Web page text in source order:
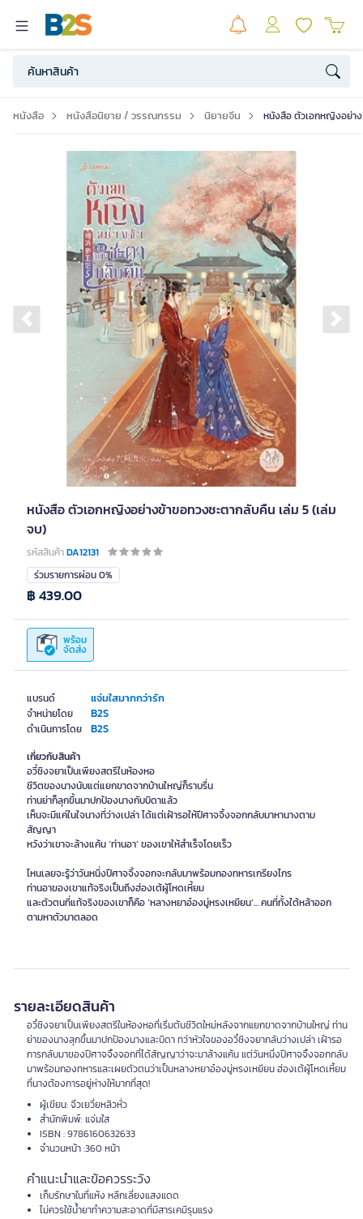
หนังสือ หนังสือนิยาย / วรรณกรรม นิยายจีน หนังสือ ตัวเอกหญิงอย่าง
Previous slide
หนังสือ ตัวเอกหญิงอย่างข้าขอทวงชะตากลับคืน เล่ม 5 (เล่ม
จบ)
รหัสสินค้าDA12131
แบรนด์ แจ่มใสมากกว่ารัก
จำหน่ายโดย B2S
ดำเนินการโดย B2S
ร่วมรายการผ่อน 0%
พร้อม
จัดส่ง
฿ 439.00
เกี่ยวกับสินค้า
อวี๋ชิงจยาเป็นเพียงสตรีในห้องหอ
ชีวิตของนางนับแต่แยกขาดจากบ้านใหญ่ก็ราบรื่น
ท่านย่าก็ลุกขึ้นมาปกป้องนางกับบิดาแล้ว
เห็นจะมีแค่ในใจนางที่ว่างเปล่า ได้แต่เฝ้ารอให้ปีศาจจิ้งจอกกลับมาหานางตาม
สัญญา
หวังว่าเขาจะล้างแค้น ‘ท่านอา’ ของเขาให้สำเร็จโดยเร็ว
ไหนเลยจะรู้ว่าวันหนึ่งปีศาจจิ้งจอกจะกลับมาพร้อมกองทหารเกรียงไกร
ท่านอาของเขาแท้จริงเป็นถึงฮ่องเต้ผู้โหดเหี้ยม
และตัวตนที่แท้จริงของเขาก็คือ ‘หลางหยาอ๋องมู่หรงเหยียน’... คนที่ทั้งใต้หล้าออก
รายละเอียดสินค้า
อวี๋ชิงจยาเป็นเพียงสตรีในห้องหอที่เริ่มต้นชีวิตใหม่หลังจากแยกขาดจากบ้านใหญ่ ท่าน
ย่าของนางลุกขึ้นมาปกป้องนางและบิดา ทว่าหัวใจของอวี๋ชิงจยากลับว่างเปล่า เฝ้ารอ
การกลับมาของปีศาจจิ้งจอกที่ได้สัญญาว่าจะมาล้างแค้น แต่วันหนึ่งปีศาจจิ้งจอกกลับ
มาพร้อมกองทหารและเผยตัวตนว่าเป็นหลางหยาอ๋องมู่หรงเหยียน ฮ่องเต้ผู้โหดเหี้ยม
ที่นางต้องการอยู่ห่างให้มากที่สุด!
ผู้เขียน: จิ่วเยวี่ยหลิวหั่ว
สำนักพิมพ์: แจ่มใส
ISBN : 9786160632633
จำนวนหน้า :360 หน้า
คำแนะนำและข้อควรระวัง
เก็บรักษาในที่แห้ง หลีกเลี่ยงแสงแดด
ไม่ควรใช้น้ำยาทำความสะอาดที่มีสารเคมีรุนแรง